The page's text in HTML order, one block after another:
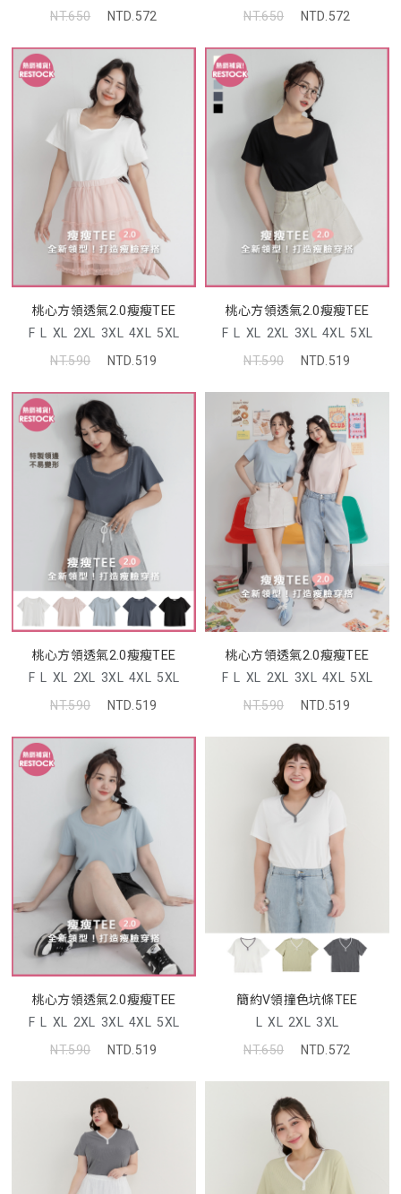
NT.650
NTD.572
NT.650
NTD.572
桃心方領透氣2.0瘦瘦TEE
F L XL 2XL 3XL 4XL 5XL
NT.590
NTD.519
桃心方領透氣2.0瘦瘦TEE
F L XL 2XL 3XL 4XL 5XL
NT.590
NTD.519
桃心方領透氣2.0瘦瘦TEE
F L XL 2XL 3XL 4XL 5XL
NT.590
NTD.519
桃心方領透氣2.0瘦瘦TEE
F L XL 2XL 3XL 4XL 5XL
NT.590
NTD.519
桃心方領透氣2.0瘦瘦TEE
F L XL 2XL 3XL 4XL 5XL
NT.590
NTD.519
簡約V領撞色坑條TEE
L XL 2XL 3XL
NT.650
NTD.572